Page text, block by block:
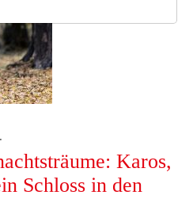
Karos,
Schloss in den